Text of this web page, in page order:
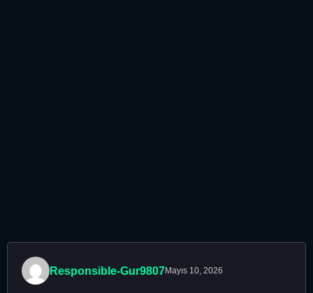
Responsible-Gur9807Mayıs 10, 2026